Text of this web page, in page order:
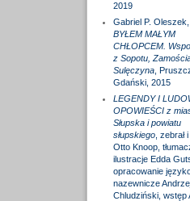
2019
Gabriel P. Oleszek,
BYŁEM MAŁYM
CHŁOPCEM.
z Sopotu,
Sulęczyna,
Gdański, 2015
LEGENDY I
OPOWIEŚCI z
Słupska i powiatu
słupskiego, zebrał i
Otto Knoop,
ilustracje Edda
opracowanie
nazewnicze
Chludziński, wstęp